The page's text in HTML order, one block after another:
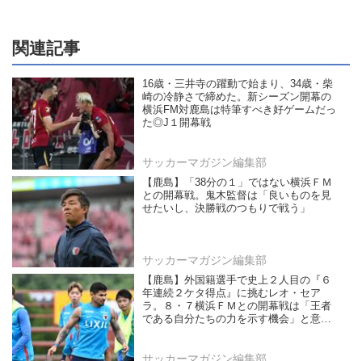
関連記事
16歳・三井寺の躍動で始まり、34歳・柴
崎の冷静さで締めた。新シーズン開幕の
横浜FM対鹿島は特筆すべき好ゲームだっ
た◎J１開幕戦
サッカーマガジン編集部
【鹿島】「38分の１」ではない横浜ＦＭ
との開幕戦。鬼木監督は「良いものを見
せたいし、決勝戦のつもりで戦う」
サッカーマガジン編集部
【鹿島】外国籍選手で史上２人目の『６
年連続２ケタ得点』に挑むレオ・セア
ラ。８・７横浜ＦＭとの開幕戦は「王者
である自分たちの力を示す機会」と意気
サッカーマガジン編集部